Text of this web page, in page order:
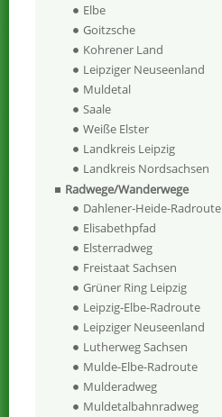
Elbe
Goitzsche
Kohrener Land
Leipziger Neuseenland
Muldetal
Saale
Weiße Elster
Landkreis Leipzig
Landkreis Nordsachsen
Radwege/Wanderwege
Dahlener-Heide-Radroute
Elisabethpfad
Elsterradweg
Freistaat Sachsen
Grüner Ring Leipzig
Leipzig-Elbe-Radroute
Leipziger Neuseenland
Lutherweg Sachsen
Mulde-Elbe-Radroute
Mulderadweg
Muldetalbahnradweg